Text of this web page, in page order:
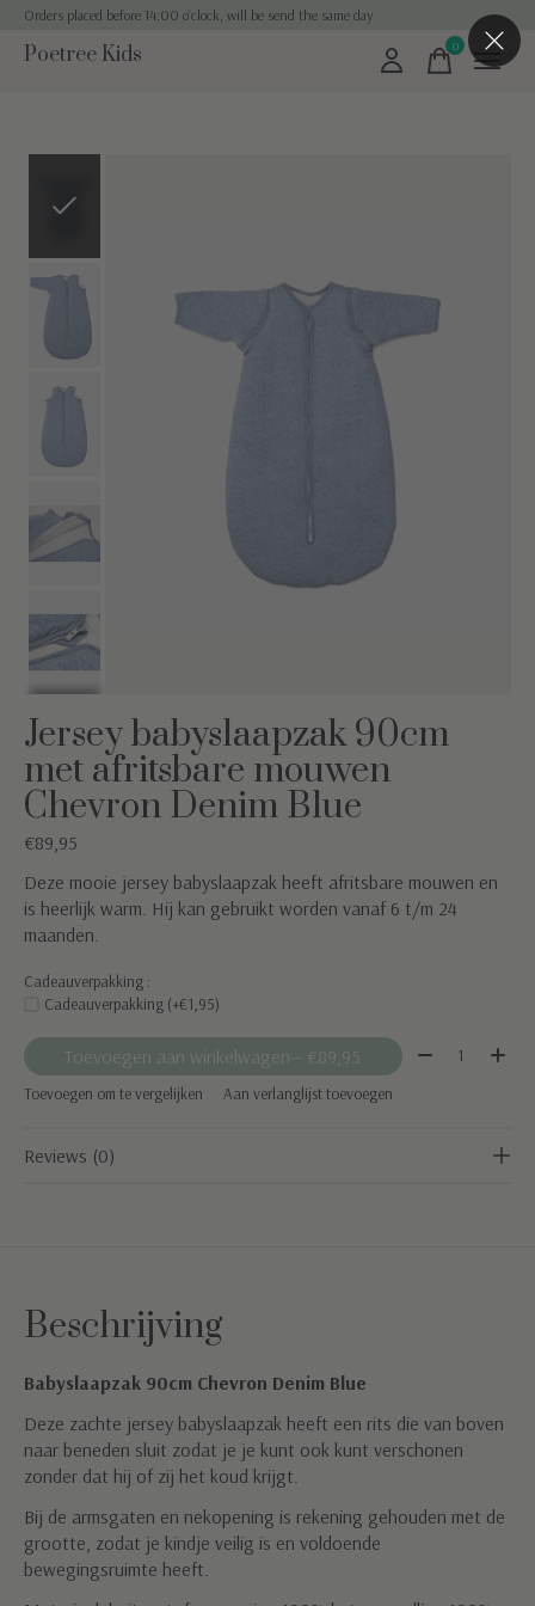
Orders placed before 14:00 o'clock, will be send the same day
Poetree Kids 0items
Jersey babyslaapzak 90cm
met afritsbare mouwen
Chevron Denim Blue
€89,95
Deze mooie jersey babyslaapzak heeft afritsbare mouwen en
is heerlijk warm. Hij kan gebruikt worden vanaf 6 t/m 24
maanden.
Cadeauverpakking :
Cadeauverpakking (+€1,95)
Toevoegen aan winkelwagen — €89,95 Aantal:
Toevoegen om te vergelijken Aan verlanglijst toevoegen
Reviews (0)
Beschrijving
Babyslaapzak 90cm Chevron Denim Blue
Deze zachte jersey babyslaapzak heeft een rits die van boven
naar beneden sluit zodat je je kunt ook kunt verschonen
zonder dat hij of zij het koud krijgt.
Bij de armsgaten en nekopening is rekening gehouden met de
grootte, zodat je kindje veilig is en voldoende
bewegingsruimte heeft.